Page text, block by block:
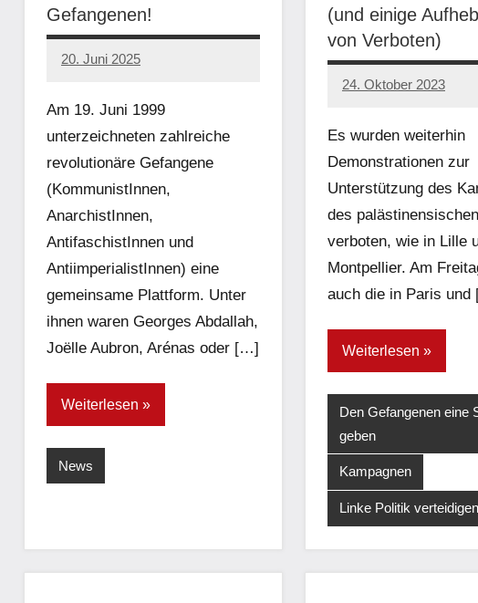
Gefangenen!
20. Juni 2025
network
Am 19. Juni 1999
unterzeichneten zahlreiche
revolutionäre Gefangene
(KommunistInnen,
AnarchistInnen,
AntifaschistInnen und
AntiimperialistInnen) eine
gemeinsame Plattform. Unter
ihnen waren Georges Abdallah,
Joëlle Aubron, Arénas oder […]
Weiterlesen
News
(und einige
von Verboten)
24. Oktober 2023
network
Es wurden weiterhin
Demonstrationen zur
Unterstützung des
des
verboten, wie in Lille
Montpellier. Am
auch die in Paris
Weiterlesen
Den Gefangenen eine
geben
Kampagnen
Linke Politik verteidigen